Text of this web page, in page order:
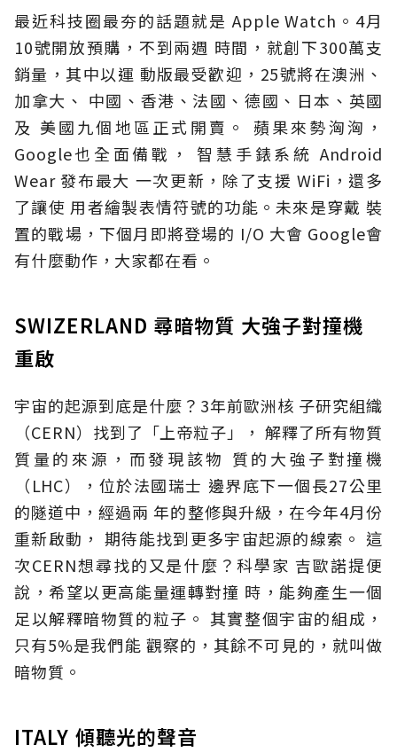
最近科技圈最夯的話題就是 Apple Watch。4月
10號開放預購，不到兩週 時間，就創下300萬支
銷量，其中以運 動版最受歡迎，25號將在澳洲、
加拿大、 中國、香港、法國、德國、日本、英國
及 美國九個地區正式開賣。 蘋果來勢洶洶，
Google也全面備戰， 智慧手錶系統 Android
Wear 發布最大 一次更新，除了支援 WiFi，還多
了讓使 用者繪製表情符號的功能。未來是穿戴 裝
置的戰場，下個月即將登場的 I/O 大會 Google會
有什麼動作，大家都在看。
SWIZERLAND 尋暗物質 大強子對撞機
重啟
宇宙的起源到底是什麼？3年前歐洲核 子研究組織
（CERN）找到了「上帝粒子」， 解釋了所有物質
質量的來源，而發現該物 質的大強子對撞機
（LHC），位於法國瑞士 邊界底下一個長27公里
的隧道中，經過兩 年的整修與升級，在今年4月份
重新啟動， 期待能找到更多宇宙起源的線索。 這
次CERN想尋找的又是什麼？科學家 吉歐諾提便
說，希望以更高能量運轉對撞 時，能夠產生一個
足以解釋暗物質的粒子。 其實整個宇宙的組成，
只有5%是我們能 觀察的，其餘不可見的，就叫做
暗物質。
ITALY 傾聽光的聲音